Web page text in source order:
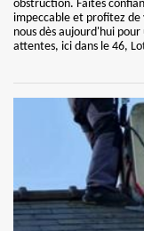
obstruction. Faites
impeccable et profitez
nous dès aujourd'hui
attentes, ici dans le 46,